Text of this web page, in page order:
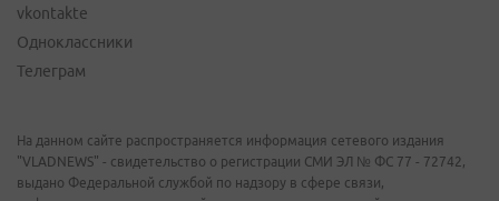
vkontakte
Одноклассники
Телеграм
На данном сайте распространяется информация сетевого издания
"VLADNEWS" - свидетельство о регистрации СМИ ЭЛ № ФС 77 - 72742,
выдано Федеральной службой по надзору в сфере связи,